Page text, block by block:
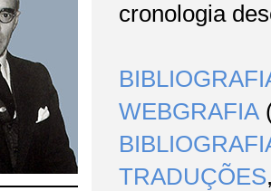
cronologia
WEBGRAFIA
TRADUÇÕES